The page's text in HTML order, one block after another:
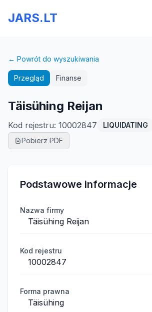
JARS.LT
← Powrót do wyszukiwania
Przegląd Finanse
Täisühing Reijan
Kod rejestru: 10002847 LIQUIDATING
Pobierz PDF
Podstawowe informacje
Nazwa firmy
Täisühing Reijan
Kod rejestru
10002847
Forma prawna
Täisühing